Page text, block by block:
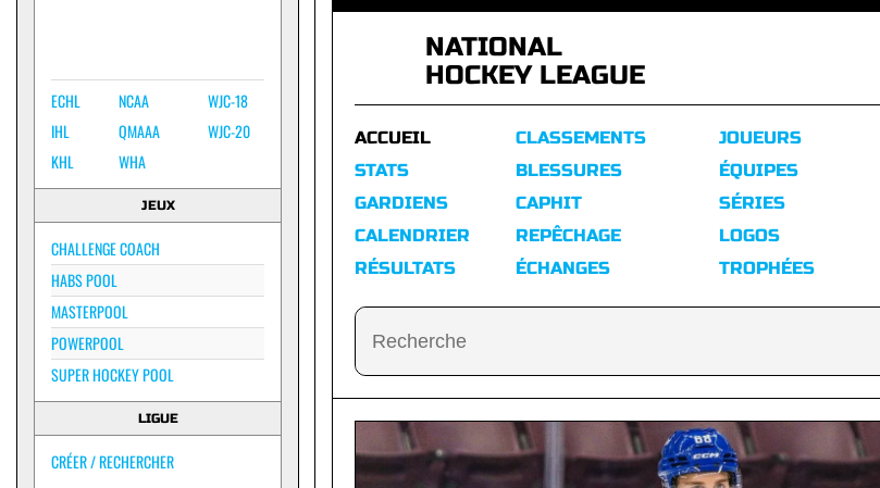
ECHL
IHL
KHL
NCAA
QMAAA
WHA
WJC-18
WJC-20
JEUX
CHALLENGE COACH
HABS POOL
MASTERPOOL
POWERPOOL
SUPER HOCKEY POOL
LIGUE
CRÉER / RECHERCHER
NATIONAL
HOCKEY LEAGUE
ACCUEIL
STATS
GARDIENS
CALENDRIER
RÉSULTATS
CLASSEMENTS
BLESSURES
CAPHIT
REPÊCHAGE
ÉCHANGES
JOUEURS
ÉQUIPES
SÉRIES
LOGOS
TROPHÉES